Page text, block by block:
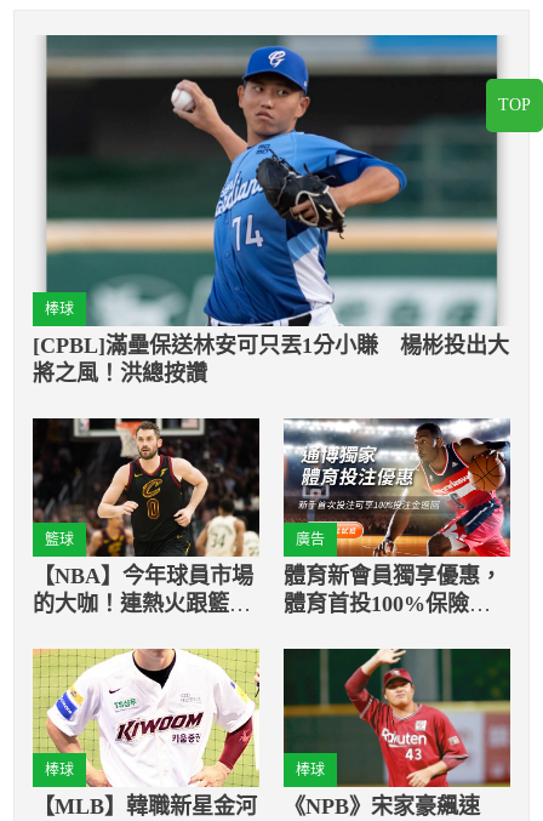
棒球
[CPBL]滿壘保送林安可只丟1分小賺 楊彬投出大
將之風！洪總按讚
籃球
【NBA】今年球員市場
的大咖！連熱火跟籃網
廣告
體育新會員獨享優惠，
體育首投100%保險返
棒球
【MLB】韓職新星金河
棒球
《NPB》宋家豪飆速
TOP